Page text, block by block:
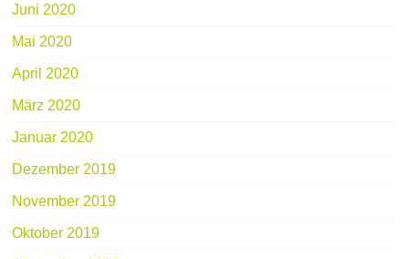
Juni 2020
Mai 2020
April 2020
März 2020
Januar 2020
Dezember 2019
November 2019
Oktober 2019